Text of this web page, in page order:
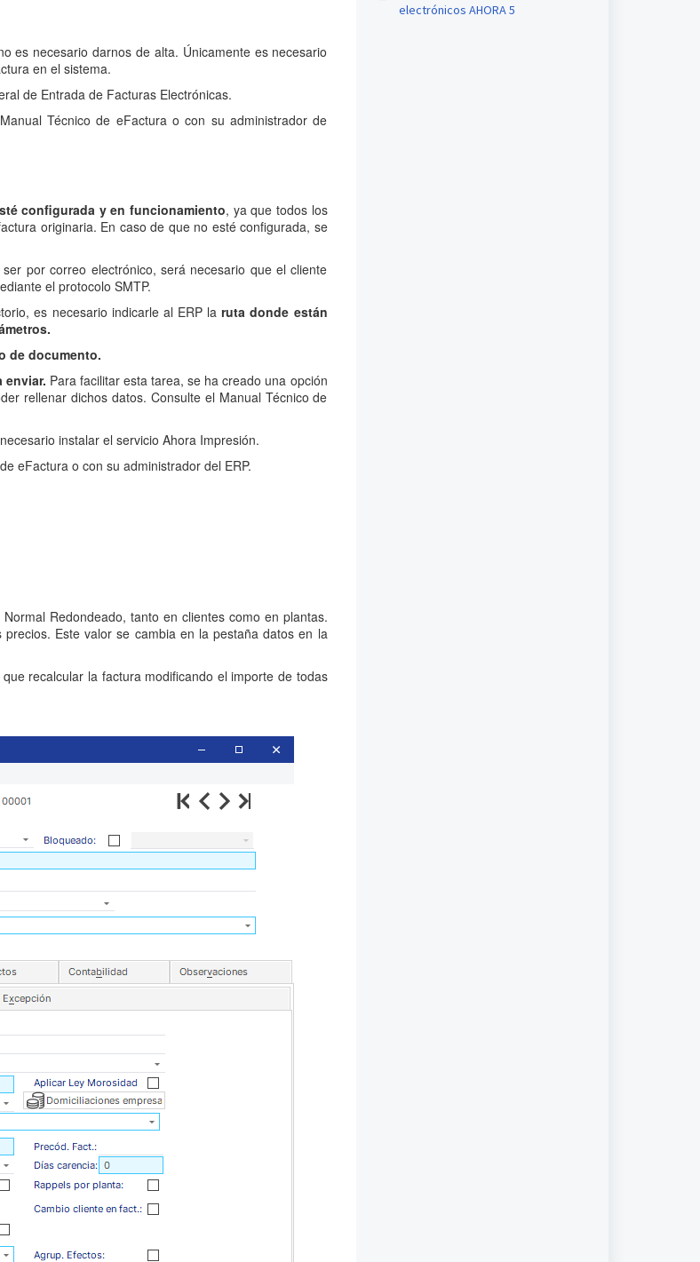
es necesario darnos de alta. Únicamente es necesario
en el sistema.
de Entrada de Facturas Electrónicas.
Técnico de eFactura o con su administrador de
configurada y en funcionamiento, ya que todos los
originaria. En caso de que no esté configurada, se
por correo electrónico, será necesario que el cliente
el protocolo SMTP.
es necesario indicarle al ERP laruta donde están
de documento.
enviar. Para facilitar esta tarea, se ha creado una opción
rellenar dichos datos. Consulte el Manual Técnico de
instalar el servicio Ahora Impresión.
eFactura o con su administrador del ERP.
Redondeado, tanto en clientes como en plantas.
Este valor se cambia en la pestaña datos en la
recalcular la factura modificando el importe de todas
electrónicos AHORA 5